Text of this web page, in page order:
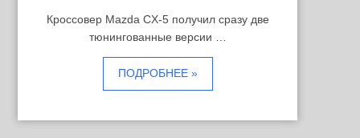
Кроссовер Mazda CX-5 получил сразу две
тюнингованные версии …
ПОДРОБНЕЕ »